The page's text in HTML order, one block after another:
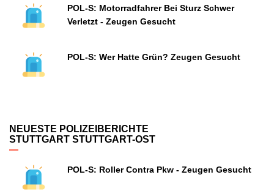
POL-S: Motorradfahrer Bei Sturz Schwer
Verletzt - Zeugen Gesucht
POL-S: Wer Hatte Grün? Zeugen Gesucht
NEUESTE POLIZEIBERICHTE
STUTTGART STUTTGART-OST
POL-S: Roller Contra Pkw - Zeugen Gesucht